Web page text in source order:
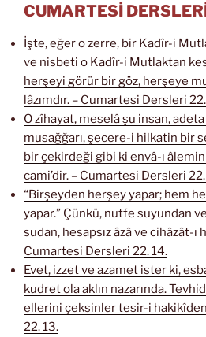
CUMARTESİ
İşte, eğer o zerre, bir Kadîr-i
ve nisbeti o Kadîr-i Mutlaktan
herşeyi görür bir göz, herşeye
lâzımdır. – Cumartesi Dersleri
O zîhayat, meselâ şu insan,
musağğarı, şecere-i hilkatin bir
bir çekirdeği gibi ki envâ-ı
cami’dir. – Cumartesi Dersleri
“Birşeyden herşey yapar; hem
yapar.” Çünkü, nutfe suyundan
sudan, hesapsız âzâ ve cihâzât-ı
Cumartesi Dersleri 22. 14.
Evet, izzet ve azamet ister ki,
kudret ola aklın nazarında.
ellerini çeksinler tesir-i
22. 13.